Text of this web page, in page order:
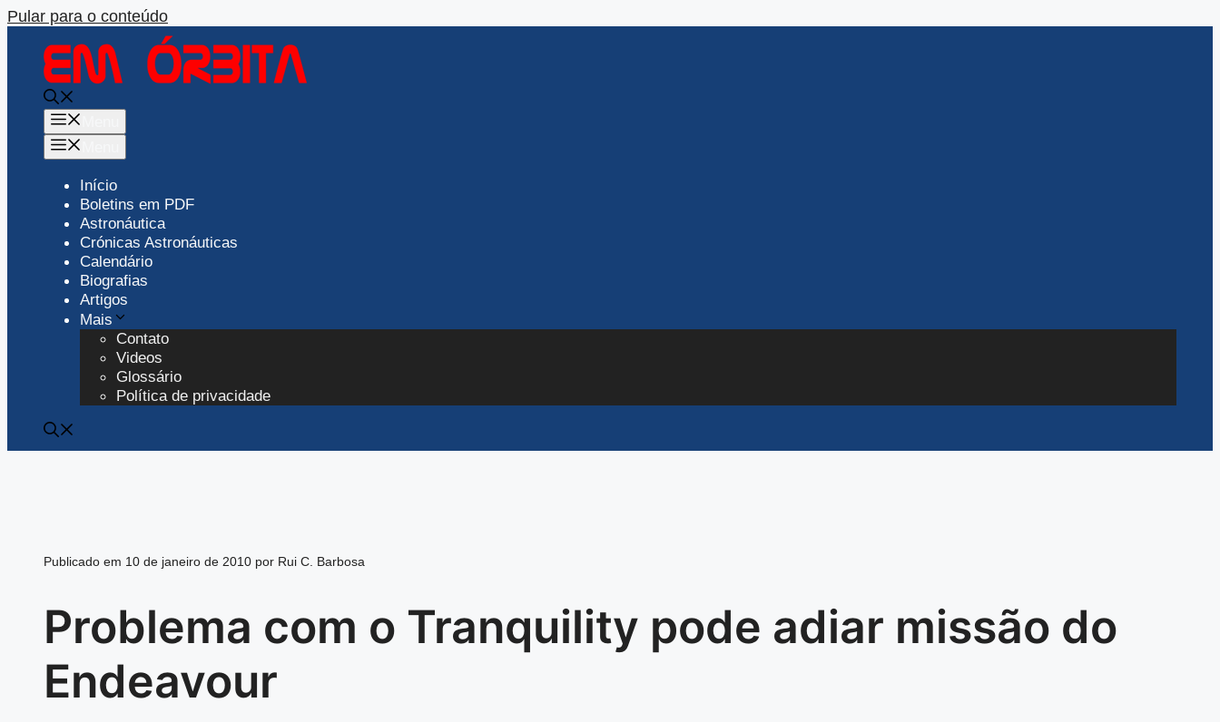
Pular para o conteúdo
Início
Boletins em PDF
Astronáutica
Crónicas Astronáuticas
Calendário
Biografias
Artigos
Mais
Contato
Videos
Glossário
Política de privacidade
Publicado em 10 de janeiro de 2010 por Rui C. Barbosa
Problema com o Tranquility pode adiar missão do
Endeavour